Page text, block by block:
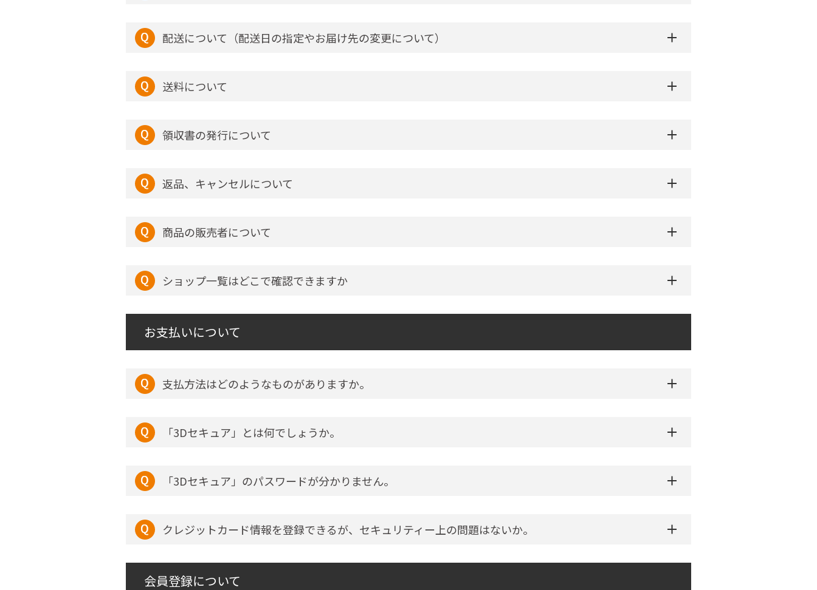
配送について（配送日の指定やお届け先の変更について）
送料について
領収書の発行について
返品、キャンセルについて
商品の販売者について
ショップ一覧はどこで確認できますか
お支払いについて
支払方法はどのようなものがありますか。
「3Dセキュア」とは何でしょうか。
「3Dセキュア」のパスワードが分かりません。
クレジットカード情報を登録できるが、セキュリティー上の問題はないか。
会員登録について